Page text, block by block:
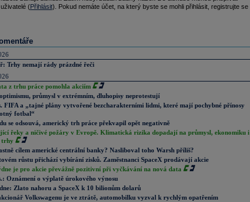
(Přihlásit). Pokud nemáte účet, na který byste se mohli přihlásit, registrujte se
Trhy nemají rády prázdné řeči
z trhu práce pomohla akciím
průmysl v extrémním, dluhopisy neprotestují
FIFA a „tajné plány vytvořené bezcharakterními lidmi, které mají pochybné přínosy
fotbal“
se odsouvá, americký trh práce překvapil opět negativně
řeky a ničivé požáry v Evropě. Klimatická rizika dopadají na průmysl, ekonomiku i
trhy
cílem americké centrální banky? Nasliboval toho Warsh příliš?
růstu přichází vybírání zisků. Zaměstnanci SpaceX prodávají akcie
je pro akcie převážně pozitivní při vyčkávání na nová data
Oznámení o výplatě úrokového výnosu
Zlato nahoru a SpaceX k 10 bilionům dolarů
Volkswagenu je ve ztrátě, automobilku vyzval k rychlým opatřením